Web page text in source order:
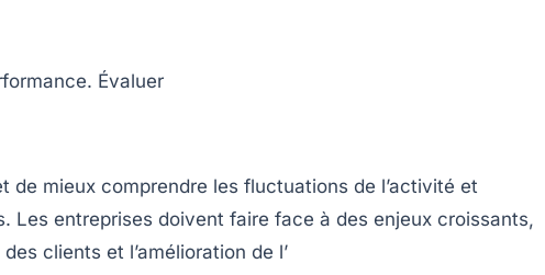
Évaluer
de mieux comprendre les fluctuations de l’activité et
Les entreprises doivent faire face à des enjeux croissants,
clients et l’amélioration de l’